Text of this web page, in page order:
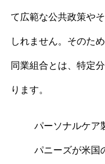
て広範な公共政策や
しれません。そのた
同業組合とは、特定
ります。
パーソナルケア
パニーズが米国